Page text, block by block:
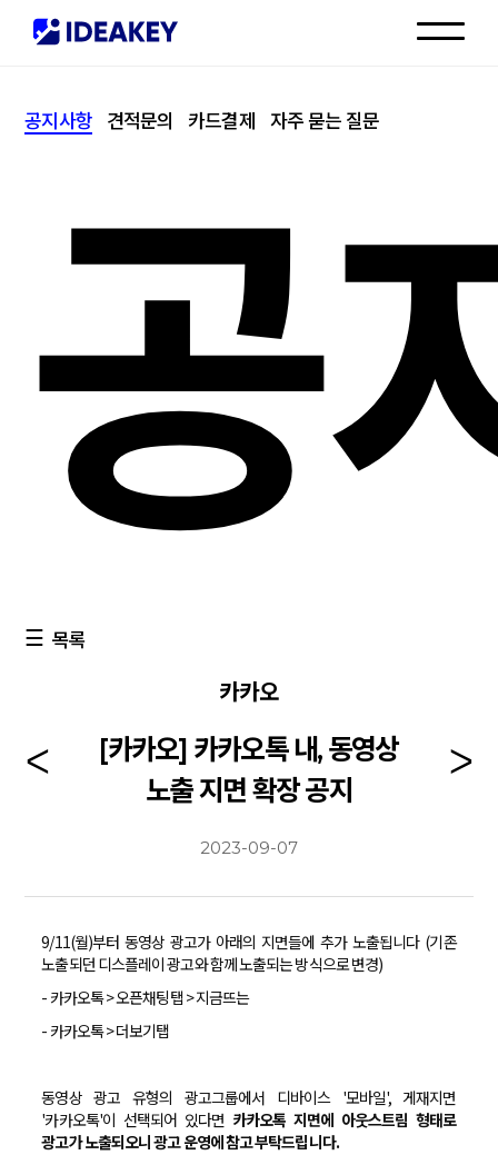
고객센터
공지사항 견적문의 카드결제 자주 묻는 질문
공
목록
카카오
[카카오] 카카오톡 내, 동영상
노출 지면 확장 공지
2023-09-07
9/11(월)부터 동영상 광고가 아래의 지면들에 추가 노출됩니다 (기존
노출되던 디스플레이 광고와 함께 노출되는 방식으로 변경)
- 카카오톡 > 오픈채팅탭 > 지금뜨는
- 카카오톡 > 더보기탭
동영상 광고 유형의 광고그룹에서 디바이스 '모바일', 게재지면
'카카오톡'이 선택되어 있다면 카카오톡 지면에 아웃스트림 형태로
광고가 노출되오니 광고 운영에 참고 부탁드립니다.